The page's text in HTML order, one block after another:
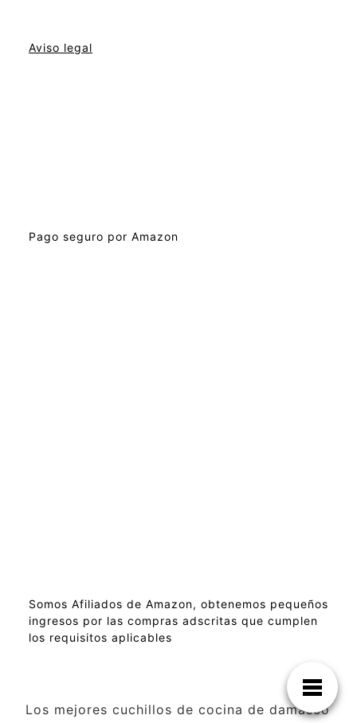
Aviso legal
Pago seguro por Amazon
Somos Afiliados de Amazon, obtenemos pequeños
ingresos por las compras adscritas que cumplen
los requisitos aplicables
Los mejores cuchillos de cocina de damasco